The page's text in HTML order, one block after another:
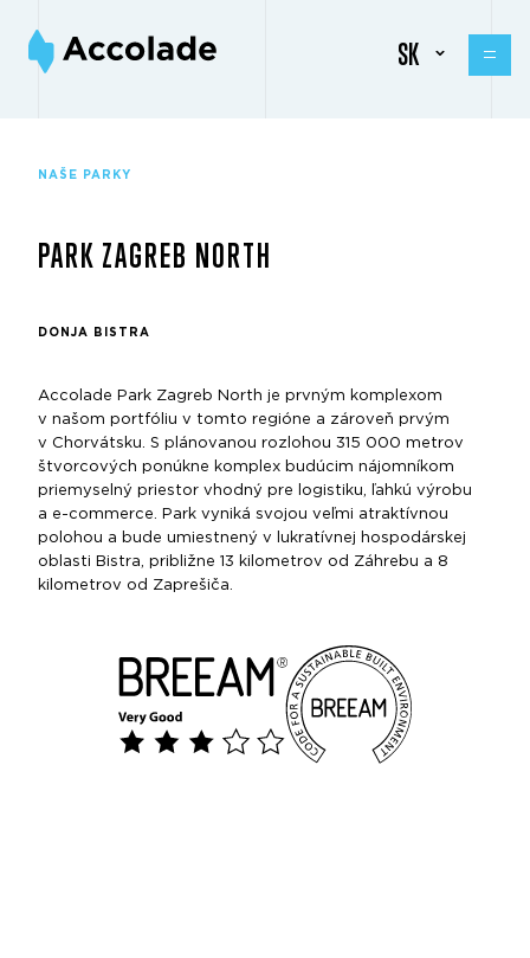
SK
NAŠE PARKY
PARK ZAGREB NORTH
DONJA BISTRA
Accolade Park Zagreb North je prvným komplexom
v našom portfóliu v tomto regióne a zároveň prvým
v Chorvátsku. S plánovanou rozlohou 315 000 metrov
štvorcových ponúkne komplex budúcim nájomníkom
priemyselný priestor vhodný pre logistiku, ľahkú výrobu
a e-commerce. Park vyniká svojou veľmi atraktívnou
polohou a bude umiestnený v lukratívnej hospodárskej
oblasti Bistra, približne 13 kilometrov od Záhrebu a 8
kilometrov od Zaprešiča.